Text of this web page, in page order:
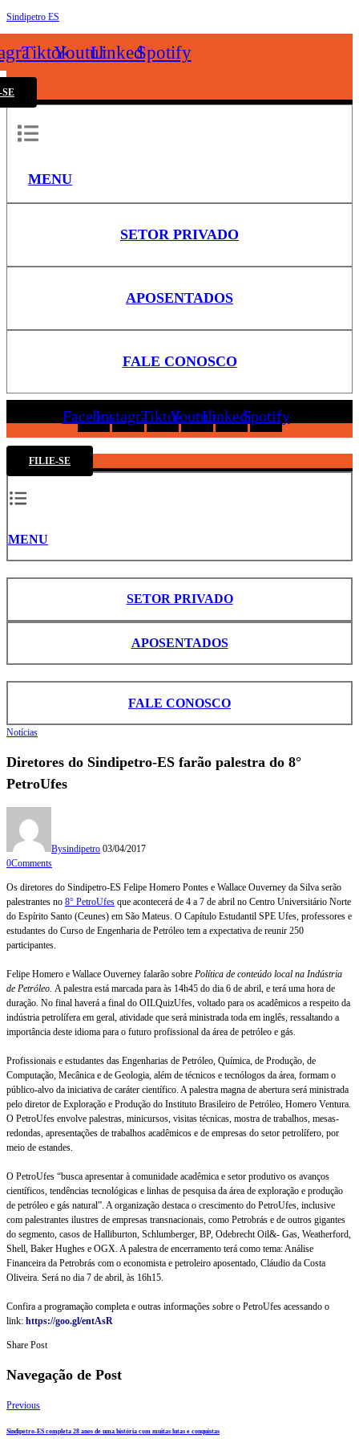
Sindipetro ES
TiktokYoutubeLinkedinSpotify
MENU
SETOR PRIVADO
APOSENTADOS
FALE CONOSCO
FacebookInstagramTiktokYoutubeLinkedinSpotify
FILIE-SE
MENU
SETOR PRIVADO
APOSENTADOS
FALE CONOSCO
Notícias
Diretores do Sindipetro-ES farão palestra do 8°
PetroUfes
Bysindipetro 03/04/2017
0Comments
Os diretores do Sindipetro-ES Felipe Homero Pontes e Wallace Ouverney da Silva serão
palestrantes no 8° PetroUfes que acontecerá de 4 a 7 de abril no Centro Universitário Norte
do Espírito Santo (Ceunes) em São Mateus. O Capítulo Estudantil SPE Ufes, professores e
estudantes do Curso de Engenharia de Petróleo tem a expectativa de reunir 250
participantes.
Felipe Homero e Wallace Ouverney falarão sobre Política de conteúdo local na Indústria
de Petróleo. A palestra está marcada para às 14h45 do dia 6 de abril, e terá uma hora de
duração. No final haverá a final do OILQuizUfes, voltado para os acadêmicos a respeito da
indústria petrolífera em geral, atividade que será ministrada toda em inglês, ressaltando a
importância deste idioma para o futuro profissional da área de petróleo e gás.
Profissionais e estudantes das Engenharias de Petróleo, Química, de Produção, de
Computação, Mecânica e de Geologia, além de técnicos e tecnólogos da área, formam o
público-alvo da iniciativa de caráter científico. A palestra magna de abertura será ministrada
pelo diretor de Exploração e Produção do Instituto Brasileiro de Petróleo, Homero Ventura.
O PetroUfes envolve palestras, minicursos, visitas técnicas, mostra de trabalhos, mesas-
redondas, apresentações de trabalhos acadêmicos e de empresas do setor petrolífero, por
meio de estandes.
O PetroUfes “busca apresentar à comunidade acadêmica e setor produtivo os avanços
científicos, tendências tecnológicas e linhas de pesquisa da área de exploração e produção
de petróleo e gás natural”. A organização destaca o crescimento do PetroUfes, inclusive
com palestrantes ilustres de empresas transnacionais, como Petrobrás e de outros gigantes
do segmento, casos de Halliburton, Schlumberger, BP, Odebrecht Oil&- Gas, Weatherford,
Shell, Baker Hughes e OGX. A palestra de encerramento terá como tema: Análise
Financeira da Petrobrás com o economista e petroleiro aposentado, Cláudio da Costa
Oliveira. Será no dia 7 de abril, às 16h15.
Confira a programação completa e outras informações sobre o PetroUfes acessando o
link: https://goo.gl/entAsR
Share Post
Navegação de Post
Previous
Sindipetro-ES completa 28 anos de uma história com muitas lutas e conquistas